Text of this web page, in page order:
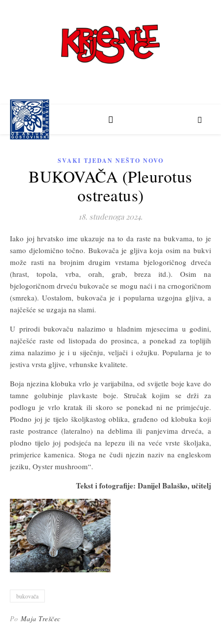
SVAKI TJEDAN NEŠTO NOVO
BUKOVAČA (Pleurotus
ostreatus)
18. studenoga 2024.
Iako joj hrvatsko ime ukazuje na to da raste na bukvama, to je
samo djelomično točno. Bukovača je gljiva koja osim na bukvi
može rasti na brojnim drugim vrstama bjelogoričnog drveća
(hrast, topola, vrba, orah, grab, breza itd.). Osim na
bjelogoričnom drveću bukovače se mogu naći i na crnogoričnom
(smreka). Uostalom, bukovača je i popularna uzgojna gljiva, a
najčešće se uzgaja na slami.
U prirodi bukovaču nalazimo u hladnim mjesecima u godini,
najčešće raste od listopada do prosinca, a ponekad za toplijih
zima nalazimo je i u siječnju, veljači i ožujku. Popularna je to
jestiva vrsta gljive, vrhunske kvalitete.
Boja njezina klobuka vrlo je varijabilna, od svijetle boje kave do
tamne golubinje plavkaste boje. Stručak kojim se drži za
podlogu je vrlo kratak ili skoro se ponekad ni ne primjećuje.
Plodno joj je tijelo školjkastog oblika, građeno od klobuka koji
raste postrance (lateralno) na deblima ili panjevima drveća, a
plodno tijelo joj podsjeća na lepezu ili na veće vrste školjaka,
primjerice kamenica. Stoga ne čudi njezin naziv na engleskom
jeziku, Oyster mushroom“.
Tekst i fotografije: Danijel Balaško, učitelj
bukovača
Po Maja Treščec